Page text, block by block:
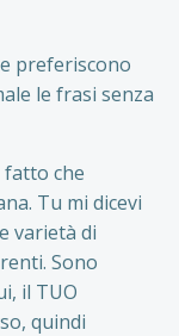
preferiscono
le frasi senza
fatto che
Tu mi dicevi
varietà di
Sono
il TUO
quindi